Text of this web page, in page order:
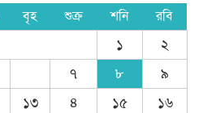
বৃহ শুক্র শনি রবি
১
২
৭ ৮
৯
১৩ ৪ ১৫
১৬